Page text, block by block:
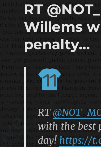
RT
Willems
penalty…
RT
with the best
day! https://